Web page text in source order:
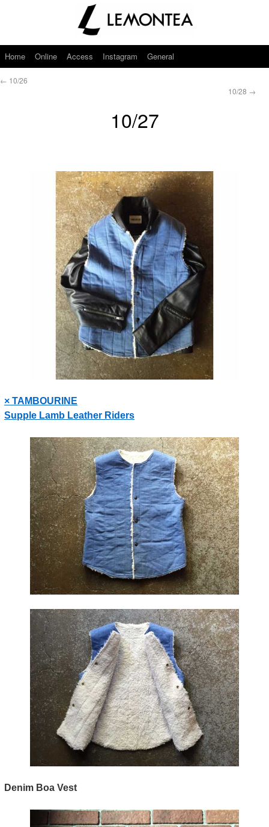
Home Online Access Instagram General
← 10/26
10/28 →
10/27
× TAMBOURINE
Supple Lamb Leather Riders
Denim Boa Vest